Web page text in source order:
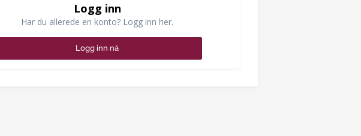
Logg inn
Har du allerede en konto? Logg inn her.
Logg inn nå